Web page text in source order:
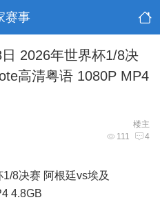
赛事
2026年世界杯1/8决
高清粤语 1080P MP4
楼主
111 4
8决赛 阿根廷vs埃及
4.8GB